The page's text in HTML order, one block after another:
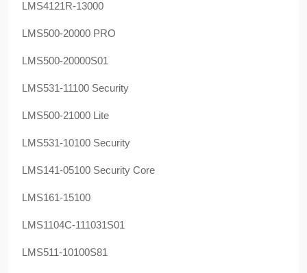
LMS4121R-13000
LMS500-20000 PRO
LMS500-20000S01
LMS531-11100 Security
LMS500-21000 Lite
LMS531-10100 Security
LMS141-05100 Security Core
LMS161-15100
LMS1104C-111031S01
LMS511-10100S81